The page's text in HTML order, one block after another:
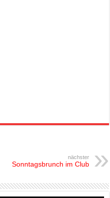
nächster
Sonntagsbrunch im Club